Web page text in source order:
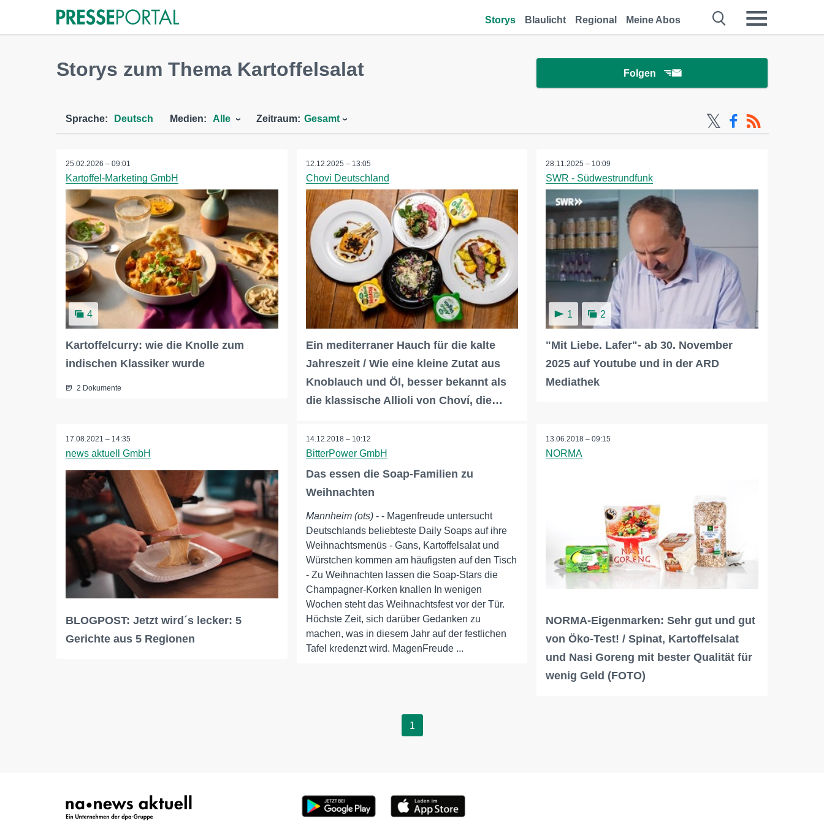
Storys Blaulicht Regional Meine Abos
Storys zum Thema Kartoffelsalat Folgen
Sprache: Deutsch Medien: Alle Zeitraum: Gesamt
25.02.2026 – 09:01
Kartoffel-Marketing GmbH
4
Kartoffelcurry: wie die Knolle zum
indischen Klassiker wurde
2 Dokumente
12.12.2025 – 13:05
Chovi Deutschland
Ein mediterraner Hauch für die kalte
Jahreszeit / Wie eine kleine Zutat aus
Knoblauch und Öl, besser bekannt als
die klassische Allioli von Choví, die…
28.11.2025 – 10:09
SWR - Südwestrundfunk
1 2
"Mit Liebe. Lafer"- ab 30. November
2025 auf Youtube und in der ARD
Mediathek
17.08.2021 – 14:35
news aktuell GmbH
BLOGPOST: Jetzt wird´s lecker: 5
Gerichte aus 5 Regionen
14.12.2018 – 10:12
BitterPower GmbH
Das essen die Soap-Familien zu
Weihnachten
Mannheim (ots)- - Magenfreude untersucht
Deutschlands beliebteste Daily Soaps auf ihre
Weihnachtsmenüs - Gans, Kartoffelsalat und
Würstchen kommen am häufigsten auf den Tisch
- Zu Weihnachten lassen die Soap-Stars die
Champagner-Korken knallen In wenigen
Wochen steht das Weihnachtsfest vor der Tür.
Höchste Zeit, sich darüber Gedanken zu
machen, was in diesem Jahr auf der festlichen
Tafel kredenzt wird. MagenFreude ...
13.06.2018 – 09:15
NORMA
NORMA-Eigenmarken: Sehr gut und gut
von Öko-Test! / Spinat, Kartoffelsalat
und Nasi Goreng mit bester Qualität für
wenig Geld (FOTO)
1